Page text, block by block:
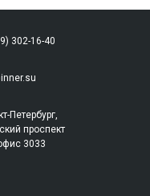
302-16-40
Петербург,
проспект
3033